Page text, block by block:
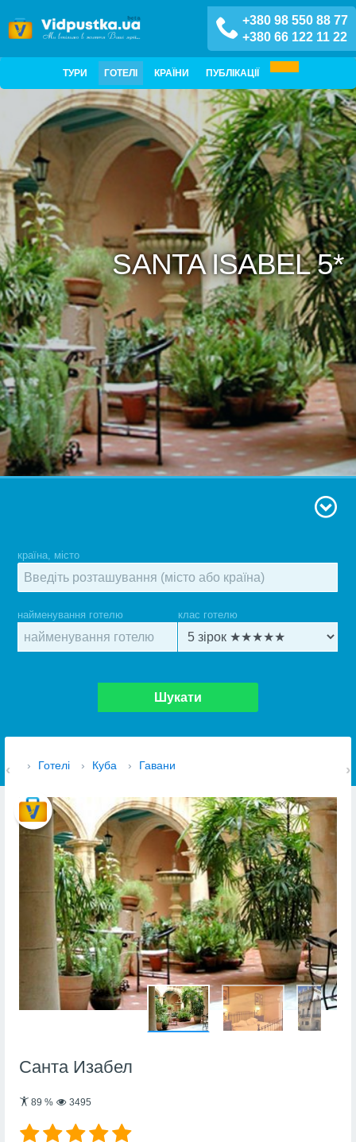
+380 98 550 88 77
+380 66 122 11 22
ТУРИ ГОТЕЛІ КРАЇНИ ПУБЛІКАЦІЇ
SANTA ISABEL 5*
країна, місто
найменування готелю клас готелю
Шукати
› Готелі › Куба › Гавани
Санта Изабел
89 % 3495